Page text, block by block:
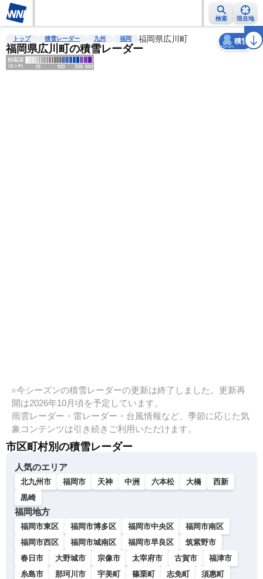
検索 現在地
雨雲レーダー 台風情報 地震情報 警報・注意報 2週間天気 ラ
トップ 積雪レーダー 九州 福岡 福岡県広川町
福岡県広川町の積雪レーダー
積雪
天気 台風
※今シーズンの積雪レーダーの更新は終了しました。更新再
開は2026年10月頃を予定しています。
雨雲レーダー・雷レーダー・台風情報など、季節に応じた気
象コンテンツは引き続きご利用いただけます。
市区町村別の積雪レーダー
人気のエリア
北九州市 福岡市 天神 中洲 六本松 大橋
西新
黒崎
福岡地方
福岡市東区 福岡市博多区 福岡市中央区
福岡市南区
福岡市西区
福岡市城南区 福岡市早良区
筑紫野市
春日市
大野城市 宗像市 太宰府市 古賀市
福津市
糸島市
那珂川市 宇美町 篠栗町 志免町
須惠町